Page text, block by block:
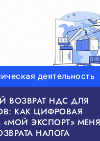
деятельность
ВОЗВРАТ НДС ДЛЯ
КАК ЦИФРОВАЯ
ЭКСПОРТ»
НАЛОГА